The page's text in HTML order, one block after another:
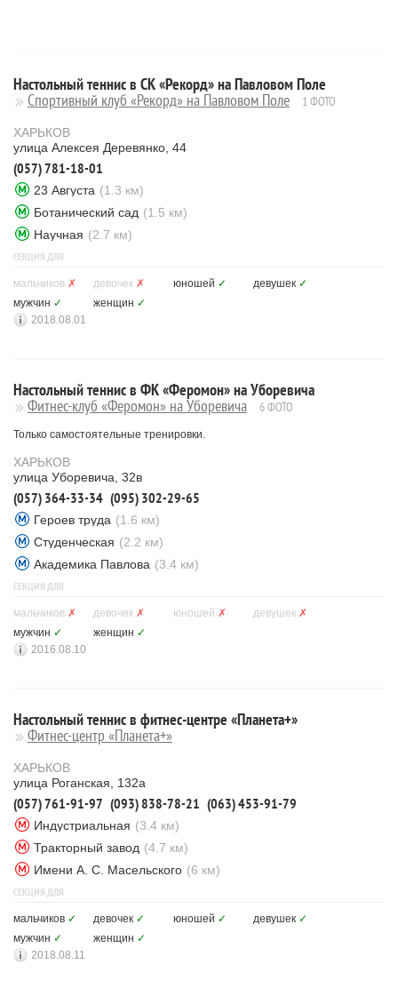
Настольный теннис в СК «Рекорд» на Павловом Поле
Спортивный клуб «Рекорд» на Павловом Поле 1 ФОТО
ХАРЬКОВ
улица Алексея Деревянко, 44
(057) 781-18-01
23 Августа (1.3 км)
Ботанический сад (1.5 км)
Научная (2.7 км)
СЕКЦИЯ ДЛЯ
мальчиков ✗ девочек ✗ юношей ✓ девушек ✓
мужчин ✓ женщин ✓
2018.08.01
Настольный теннис в ФК «Феромон» на Уборевича
Фитнес-клуб «Феромон» на Уборевича 6 ФОТО
Только самостоятельные тренировки.
ХАРЬКОВ
улица Уборевича, 32в
(057) 364-33-34 (095) 302-29-65
Героев труда (1.6 км)
Студенческая (2.2 км)
Академика Павлова (3.4 км)
СЕКЦИЯ ДЛЯ
мальчиков ✗ девочек ✗ юношей ✗ девушек ✗
мужчин ✓ женщин ✓
2016.08.10
Настольный теннис в фитнес-центре «Планета+»
Фитнес-центр «Планета+»
ХАРЬКОВ
улица Роганская, 132а
(057) 761-91-97 (093) 838-78-21 (063) 453-91-79
Индустриальная (3.4 км)
Тракторный завод (4.7 км)
Имени А. С. Масельского (6 км)
СЕКЦИЯ ДЛЯ
мальчиков ✓ девочек ✓ юношей ✓ девушек ✓
мужчин ✓ женщин ✓
2018.08.11